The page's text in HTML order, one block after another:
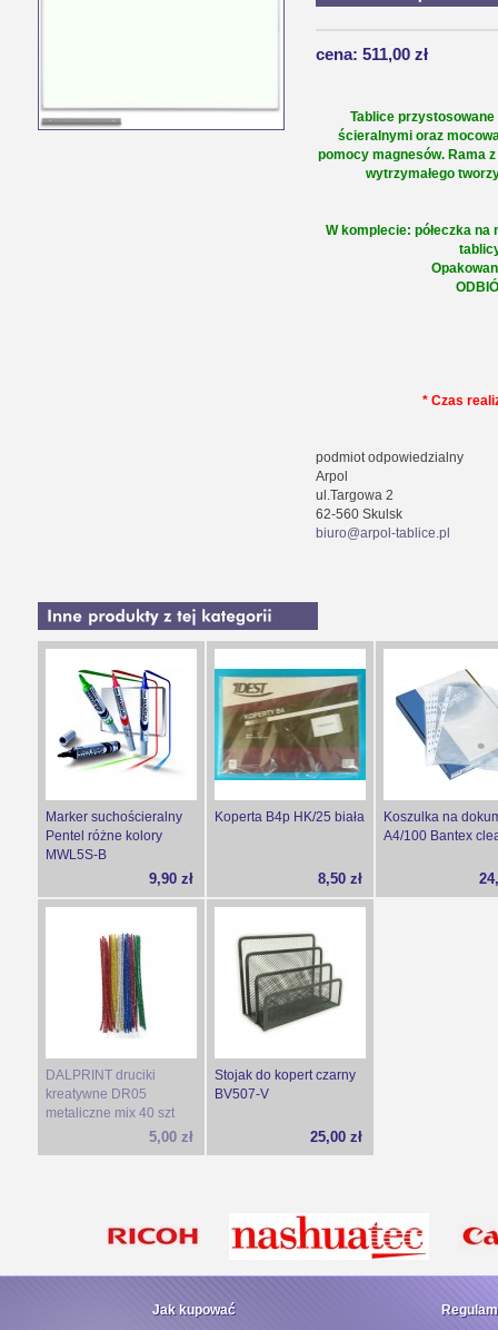
cena: 511,00 zł
Tablice
ścieralnymi oraz
pomocy magnesów. Rama
wytrzymałego
W komplecie: półeczka
* Czas
podmiot odpowiedzialny
Arpol
ul.Targowa 2
62-560 Skulsk
biuro@arpol-tablice.pl
Marker suchościeralny
Pentel różne kolory
MWL5S-B
9,90 zł
Koperta B4p HK/25 biała
8,50 zł
Koszulka na
A4/100 Bantex
DALPRINT druciki
kreatywne DR05
metaliczne mix 40 szt
5,00 zł
Stojak do kopert czarny
BV507-V
25,00 zł
Jak kupować